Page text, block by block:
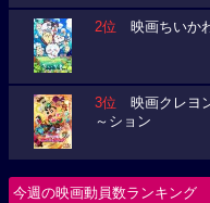
2位 映画ちいか
3位 映画クレヨ
～ション
今週の映画動員数ランキング